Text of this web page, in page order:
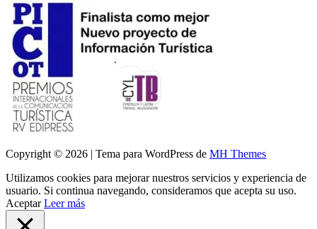
Copyright © 2026 | Tema para WordPress de MH Themes
Utilizamos cookies para mejorar nuestros servicios y experiencia de
usuario. Si continua navegando, consideramos que acepta su uso.
Aceptar Leer más